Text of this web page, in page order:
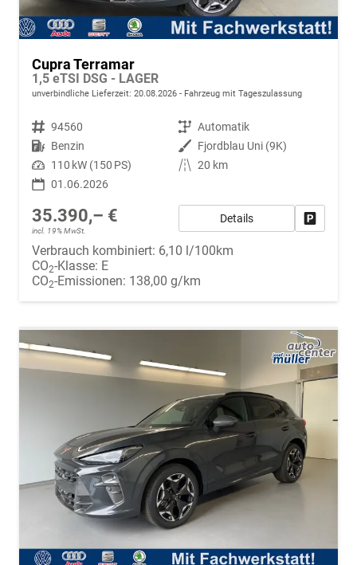
Cupra Terramar
1,5 eTSI DSG - LAGER
unverbindliche Lieferzeit: 20.08.2026 Fahrzeug mit Tageszulassung
Fahrzeugnr. 94560 Getriebe Automatik
Kraftstoff Benzin Außenfarbe Fjordblau Uni (9K)
Leistung 110 kW (150 PS) Kilometerstand 20 km
01.06.2026
35.390,– €
incl. 19% MwSt.
Details
Verbrauch kombiniert: 6,10 l/100km
CO2-Klasse: E
CO2-Emissionen: 138,00 g/km